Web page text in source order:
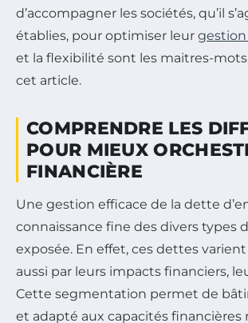
d’accompagner les sociétés, qu’il
établies, pour optimiser leur
et la flexibilité sont les maitres-
cet article.
COMPRENDRE LES
POUR MIEUX
FINANCIÈRE
Une gestion efficace de la dette
connaissance fine des divers types
exposée. En effet, ces dettes
aussi par leurs impacts financiers,
Cette segmentation permet de
et adapté aux capacités financières